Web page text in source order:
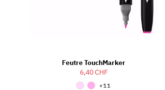
Feutre TouchMarker
6,40 CHF
+11